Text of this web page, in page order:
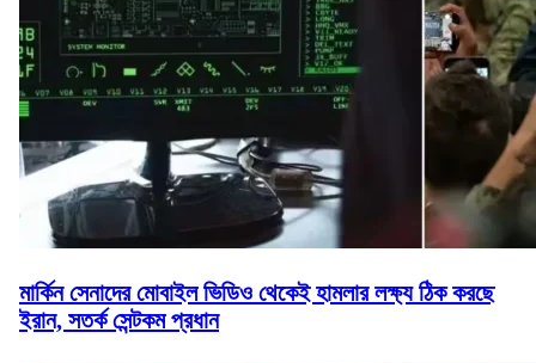
মার্কিন সেনাদের মোবাইল ভিডিও থেকেই হামলার লক্ষ্য ঠিক করছে
ইরান, সতর্ক সেন্টকম প্রধান